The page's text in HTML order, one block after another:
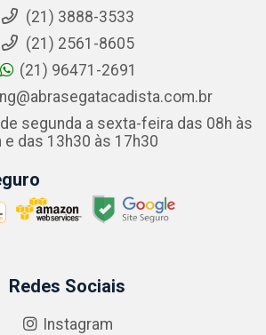
(21) 3888-3533
(21) 2561-8605
(21) 96471-2691
segunda a sexta-feira das 08h às
e das 13h30 às 17h30
Redes Sociais
Instagram